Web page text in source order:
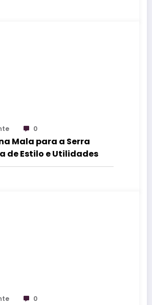
0
Mala para a Serra
de Estilo e Utilidades
0